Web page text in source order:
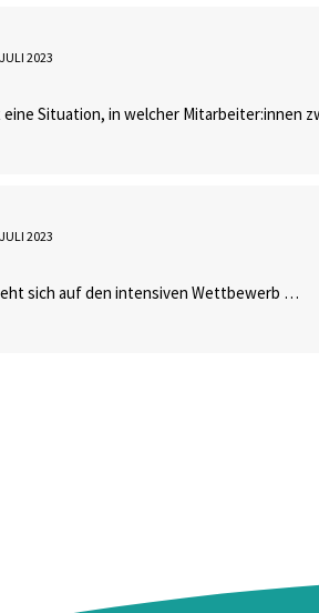
2023
Situation, in welcher Mitarbeiter:innen
2023
sich auf den intensiven Wettbewerb …